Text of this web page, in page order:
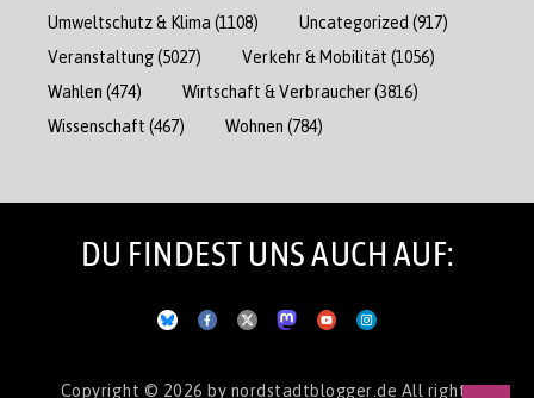
Umweltschutz & Klima (1108) Uncategorized (917)
Veranstaltung(5027) Verkehr & Mobilität (1056)
Wahlen (474) Wirtschaft & Verbraucher(3816)
Wissenschaft (467) Wohnen (784)
DU FINDEST UNS AUCH AUF:
Copyright © 2026 by nordstadtblogger.de All rights